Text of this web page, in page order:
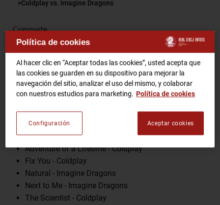
RCA TV
Gastronomic Experience 360º
Entradas Eventos
CA ES
Coldplay vs. Imagine Dragons
Comparte
Programa
Clocks - Coldplay
Something Just Like This - Coldplay
Radioactive - Imagine Dragons
Adventure of a Lifetime - Coldplay
Fix You - Coldplay
Natural - Imagine Dragons
Next to Me - Imagine Dragons
The Scientist - Coldplay
Política de cookies
Al hacer clic en “Aceptar todas las cookies”, usted acepta que
las cookies se guarden en su dispositivo para mejorar la
navegación del sitio, analizar el uso del mismo, y colaborar
con nuestros estudios para marketing. Política de cookies
Aceptar cookies
Configuración